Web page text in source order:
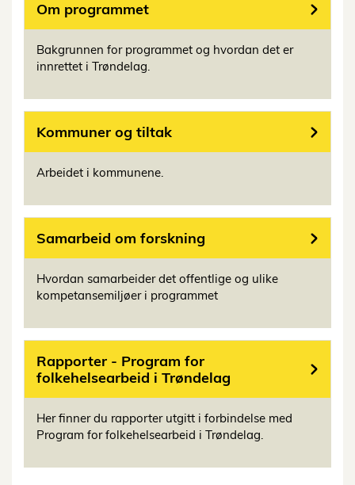
Om programmet
Bakgrunnen for programmet og hvordan det er
innrettet i Trøndelag.
Kommuner og tiltak
Arbeidet i kommunene.
Samarbeid om forskning
Hvordan samarbeider det offentlige og ulike
kompetansemiljøer i programmet
Rapporter - Program for
folkehelsearbeid i Trøndelag
Her finner du rapporter utgitt i forbindelse med
Program for folkehelsearbeid i Trøndelag.